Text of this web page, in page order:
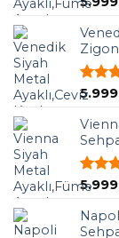
aldı
5
aldı
5
aldı